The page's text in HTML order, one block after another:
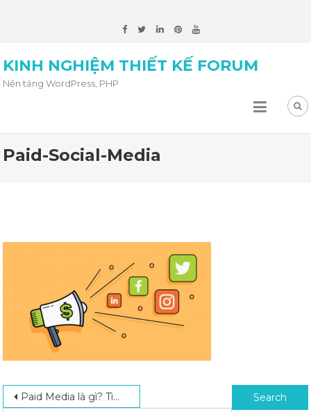
KINH NGHIỆM THIẾT KẾ FORUM
Nền tảng WordPress, PHP
Paid-Social-Media
Post navigation
Paid Media là gì? Tìm hiểu về phương tiện truyền thông trả phí Search for: